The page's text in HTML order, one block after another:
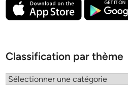
Classification par thème
Classification